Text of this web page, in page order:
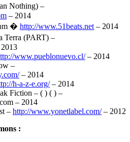
Nothing) –
– 2014
� http://www.51beats.net – 2014
Terra (PART) –
www.pueblonuevo.cl/– 2014
–
– 2014
h-a-z-e.org/– 2014
Fiction – ( ) ( ) –
– 2014
– http://www.yonetlabel.com/– 2012
: